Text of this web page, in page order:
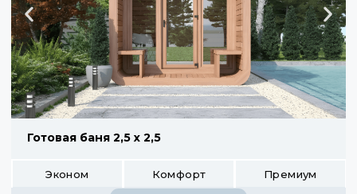
Готовая баня 2,5 х 2,5
Эконом Комфорт Премиум